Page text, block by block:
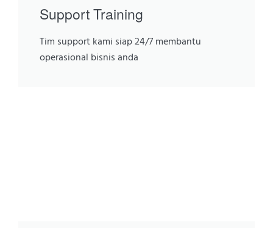
Support Training
Tim support kami siap 24/7 membantu
operasional bisnis anda